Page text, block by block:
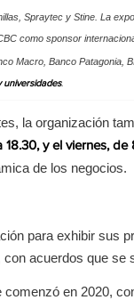
Spraytec y Stine. La
como sponsor
Macro, Banco Patagonia,
universidades.
la organización
y el viernes, de
de los negocios.
para exhibir sus
acuerdos que se
comenzó en 2020,